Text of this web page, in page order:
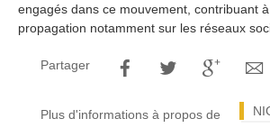
engagés dans ce mouvement, contribuant
propagation notamment sur les réseaux
Partager
Plus d'informations à propos de